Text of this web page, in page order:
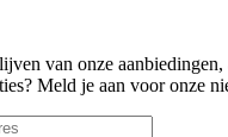
van onze aanbiedingen,
Meld je aan voor onze